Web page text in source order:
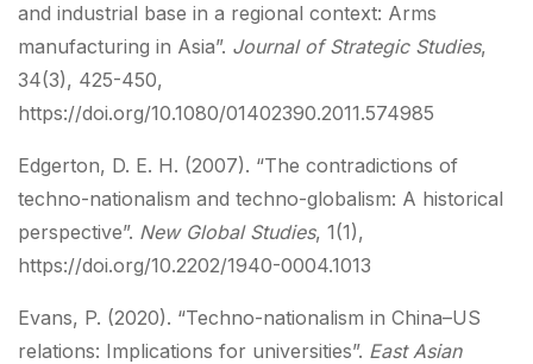
and industrial base in a regional context: Arms
manufacturing in Asia”. Journal of Strategic Studies,
34(3), 425-450,
https://doi.org/10.1080/01402390.2011.574985
Edgerton, D. E. H. (2007). “The contradictions of
techno-nationalism and techno-globalism: A historical
perspective”. New Global Studies, 1(1),
https://doi.org/10.2202/1940-0004.1013
Evans, P. (2020). “Techno-nationalism in China–US
relations: Implications for universities”. East Asian